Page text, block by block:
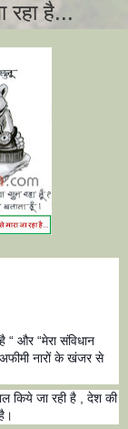
रहा है...
और “मेरा संविधान
अफीमी नारों के खंजर से
किये जा रही है , देश की